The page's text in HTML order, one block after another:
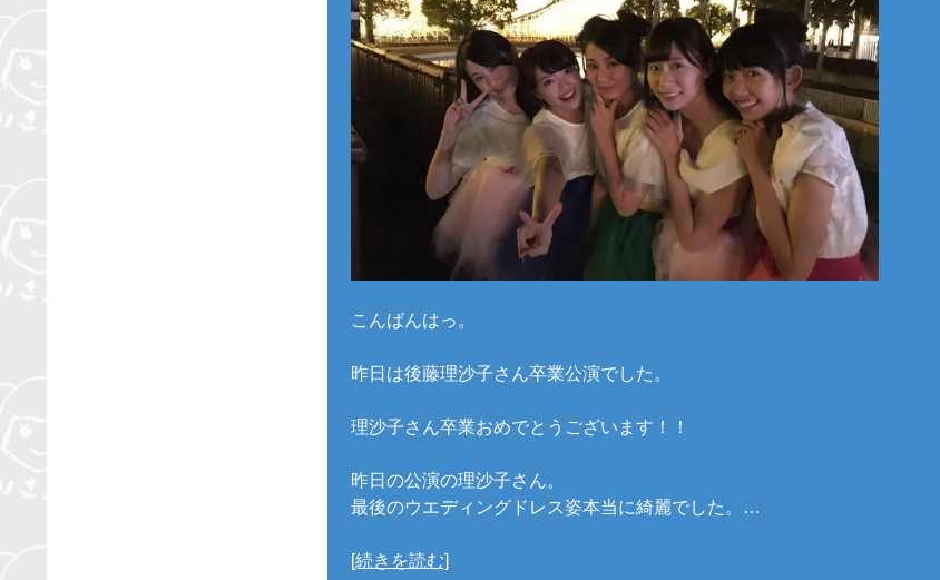
こんばんはっ。
昨日は後藤理沙子さん卒業公演でした。
理沙子さん卒業おめでとうございます！！
昨日の公演の理沙子さん。
最後のウエディングドレス姿本当に綺麗でした。…
[続きを読む]